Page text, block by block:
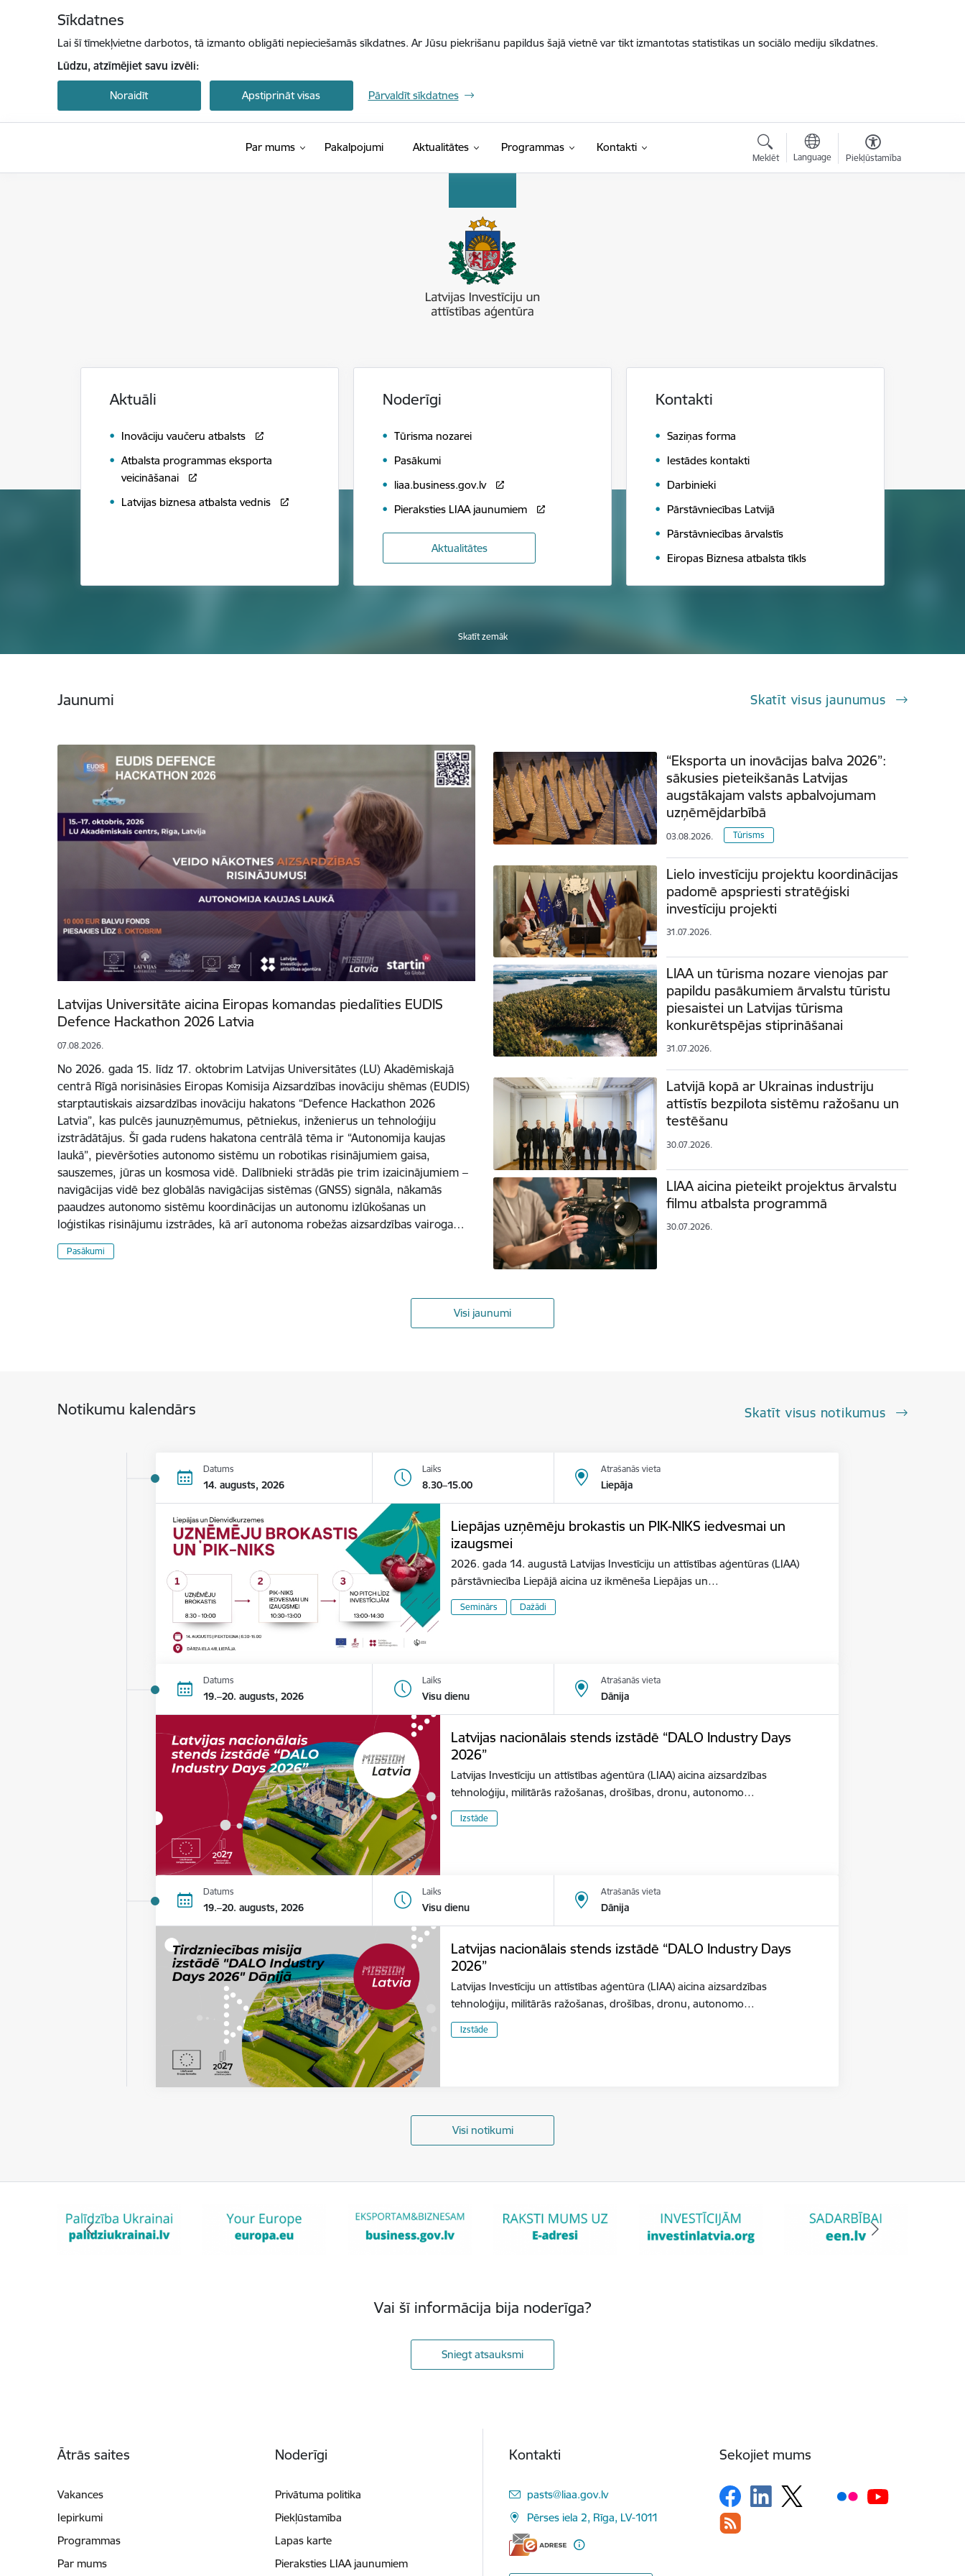
Sīkdatnes
Lai šī tīmekļvietne darbotos, tā izmanto obligāti nepieciešamās sīkdatnes. Ar Jūsu piekrišanu papildus šajā vietnē var tikt izmantotas statistikas un sociālo mediju sīkdatnes.
Lūdzu, atzīmējiet savu izvēli:
Noraidīt Apstiprināt visas Pārvaldīt sīkdatnes
Par mums Pakalpojumi Aktualitātes Programmas Kontakti
Meklēt Language Piekļūstamība
Aktuāli
Inovāciju vaučeru atbalsts
Atbalsta programmas eksporta
veicināšanai
Latvijas biznesa atbalsta vednis
Noderīgi
Tūrisma nozarei
Pasākumi
liaa.business.gov.lv
Pieraksties LIAA jaunumiem
Aktualitātes
Kontakti
Saziņas forma
Iestādes kontakti
Darbinieki
Pārstāvniecības Latvijā
Pārstāvniecības ārvalstīs
Eiropas Biznesa atbalsta tīkls
Skatīt zemāk
Jaunumi Skatīt visus jaunumus
Latvijas Universitāte aicina Eiropas komandas piedalīties EUDIS
Defence Hackathon 2026 Latvia
07.08.2026.
No 2026. gada 15. līdz 17. oktobrim Latvijas Universitātes (LU) Akadēmiskajā
centrā Rīgā norisināsies Eiropas Komisija Aizsardzības inovāciju shēmas (EUDIS)
starptautiskais aizsardzības inovāciju hakatons “Defence Hackathon 2026
Latvia”, kas pulcēs jaunuzņēmumus, pētniekus, inženierus un tehnoloģiju
izstrādātājus. Šī gada rudens hakatona centrālā tēma ir “Autonomija kaujas
laukā”, pievēršoties autonomo sistēmu un robotikas risinājumiem gaisa,
sauszemes, jūras un kosmosa vidē. Dalībnieki strādās pie trim izaicinājumiem –
navigācijas vidē bez globālās navigācijas sistēmas (GNSS) signāla, nākamās
paaudzes autonomo sistēmu koordinācijas un autonomu izlūkošanas un
loģistikas risinājumu izstrādes, kā arī autonoma robežas aizsardzības vairoga…
Pasākumi
“Eksporta un inovācijas balva 2026”:
sākusies pieteikšanās Latvijas
augstākajam valsts apbalvojumam
uzņēmējdarbībā
03.08.2026. Tūrisms
Lielo investīciju projektu koordinācijas
padomē apspriesti stratēģiski
investīciju projekti
31.07.2026.
LIAA un tūrisma nozare vienojas par
papildu pasākumiem ārvalstu tūristu
piesaistei un Latvijas tūrisma
konkurētspējas stiprināšanai
31.07.2026.
Latvijā kopā ar Ukrainas industriju
attīstīs bezpilota sistēmu ražošanu un
testēšanu
30.07.2026.
LIAA aicina pieteikt projektus ārvalstu
filmu atbalsta programmā
30.07.2026.
Visi jaunumi
Notikumu kalendārs Skatīt visus notikumus
Datums
14. augusts, 2026
Laiks
8.30–15.00
Atrašanās vieta
Liepāja
Liepājas uzņēmēju brokastis un PIK-NIKS iedvesmai un
izaugsmei
2026. gada 14. augustā Latvijas Investīciju un attīstības aģentūras (LIAA)
pārstāvniecība Liepājā aicina uz ikmēneša Liepājas un…
Seminārs Dažādi
Datums
19.–20. augusts, 2026
Laiks
Visu dienu
Atrašanās vieta
Dānija
Latvijas nacionālais stends izstādē “DALO Industry Days
2026”
Latvijas Investīciju un attīstības aģentūra (LIAA) aicina aizsardzības
tehnoloģiju, militārās ražošanas, drošības, dronu, autonomo…
Izstāde
Datums
19.–20. augusts, 2026
Laiks
Visu dienu
Atrašanās vieta
Dānija
Latvijas nacionālais stends izstādē “DALO Industry Days
2026”
Latvijas Investīciju un attīstības aģentūra (LIAA) aicina aizsardzības
tehnoloģiju, militārās ražošanas, drošības, dronu, autonomo…
Izstāde
Visi notikumi
Vai šī informācija bija noderīga?
Sniegt atsauksmi
Ātrās saites
Vakances
Iepirkumi
Programmas
Par mums
Noderīgi
Privātuma politika
Piekļūstamība
Lapas karte
Pieraksties LIAA jaunumiem
Kontakti
E-pasts:
pasts@liaa.gov.lv
Pērses iela 2, Rīga, LV-1011
Sekojiet mums